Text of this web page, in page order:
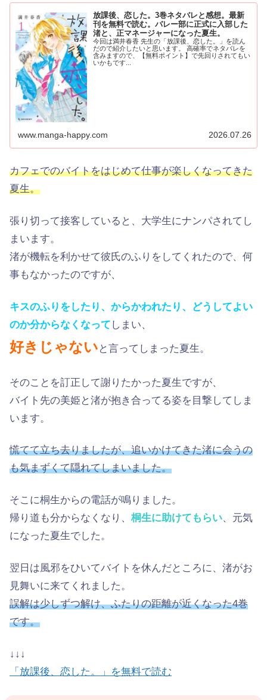
放課後、恋した。3巻ネタバレと感想。最新
刊を無料で読む。バレー部に正式に入部した
渚と、正マネージャーになった夏生。
今回は満井春香 先生の「放課後、恋した。」を読ん
だので紹介したいと思います。 高確率でネタバレを
含みますので、【無料ポイント】で先回りされてもい
いかもです...
www.manga-happy.com 2026.07.26
カフェでのバイトをはじめて仕事が楽しくなってきた
夏生。
張り切って接客していると、大学生にナンパされてし
まいます。
渚が機転を利かせて彼氏のふりをしてくれたので、何
事もなかったのですが、
キスのふりをしたり、からかわれたり、どうしてよい
のか分からなくなって しまい、
好きじゃない と言ってしまった夏生。
そのことを訂正して謝りたかった夏生ですが、
バイト先の美姫と渚が抱き合ってる姿を目撃してしま
います。
慌てて立ち去りましたが、追いかけてきた渚に会うの
も気まずくて隠れてしまいました。
そこに桐生からの電話が鳴りました。
帰り道も分からなくなり、 桐生に助けてもらい、元気
になった夏生でした。
翌日は風邪をひいてバイトを休んだところに、渚がお
見舞いに来てくれました。
誤解は少しずつ解け、ふたりの距離が近くなった4巻
です。
↓↓↓
「放課後、恋した。」を無料で読む